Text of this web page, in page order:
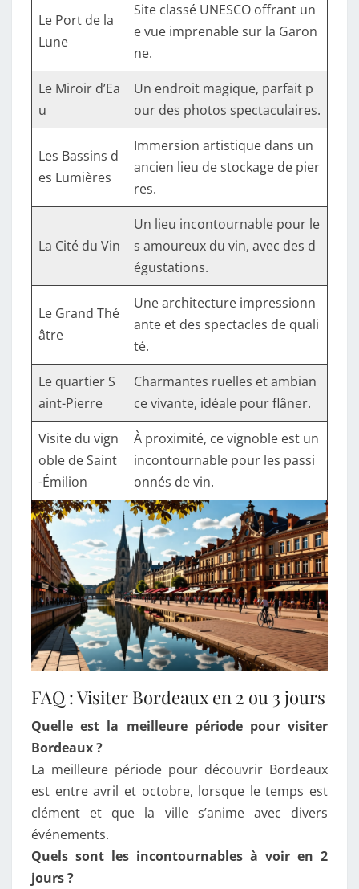
Le Port de la
Lune
Site classé UNESCO offrant un
e vue imprenable sur la Garon
ne.
Le Miroir d’Ea
u
Un endroit magique, parfait p
our des photos spectaculaires.
Les Bassins d
es Lumières
Immersion artistique dans un
ancien lieu de stockage de pier
res.
La Cité du Vin
Un lieu incontournable pour le
s amoureux du vin, avec des d
égustations.
Le Grand Thé
âtre
Une architecture impressionn
ante et des spectacles de quali
té.
Le quartier S
aint-Pierre
Charmantes ruelles et ambian
ce vivante, idéale pour flâner.
Visite du vign
oble de Saint
-Émilion
À proximité, ce vignoble est un
incontournable pour les passi
onnés de vin.
FAQ : Visiter Bordeaux en 2 ou 3 jours
Quelle est la meilleure période pour visiter
Bordeaux ?
La meilleure période pour découvrir Bordeaux
est entre avril et octobre, lorsque le temps est
clément et que la ville s’anime avec divers
événements.
Quels sont les incontournables à voir en 2
jours ?